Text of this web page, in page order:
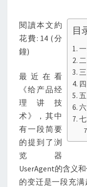
目
閱讀本文約
花費: 14 (分
鐘)
最近在看
《给产品经
理讲技
术》，其中
有一段简要
的提到了浏
览器
UserAgent的含义
的变迁是一段充